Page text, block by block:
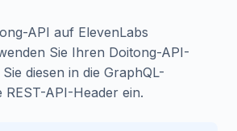
API auf ElevenLabs
Sie Ihren Doitong-API-
diesen in die GraphQL-
API-Header ein.